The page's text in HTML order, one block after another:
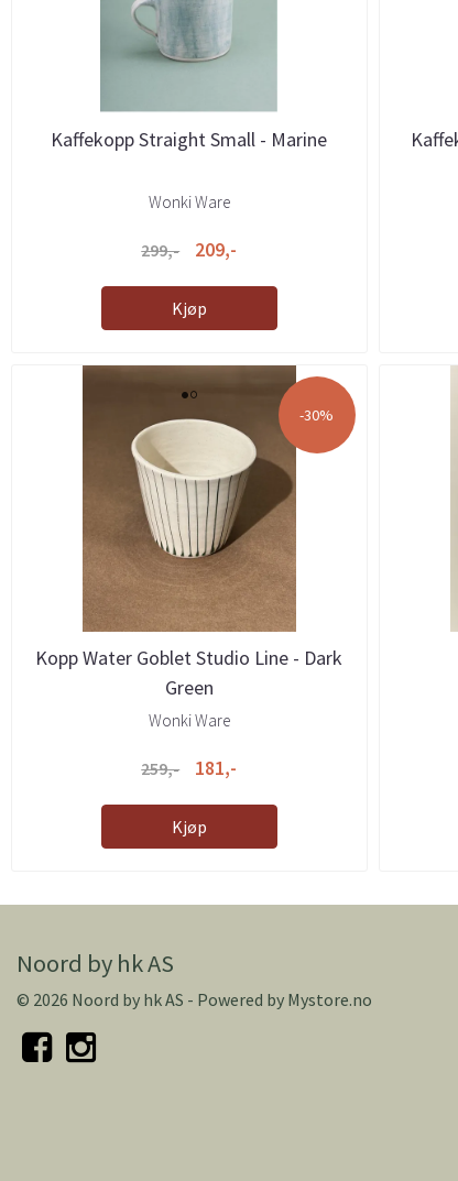
Kaffekopp Straight Small - Marine
Wonki Ware
299,- 209,-
Kjøp
-30%
Kopp Water Goblet Studio Line - Dark
Green
Wonki Ware
259,- 181,-
Kjøp
Noord by hk AS
© 2026 Noord by hk AS - Powered by Mystore.no